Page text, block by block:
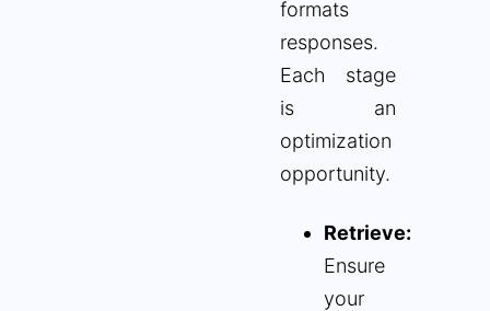
formats
responses.
Each stage
is an
optimization
opportunity.
Retrieve:
Ensure
your